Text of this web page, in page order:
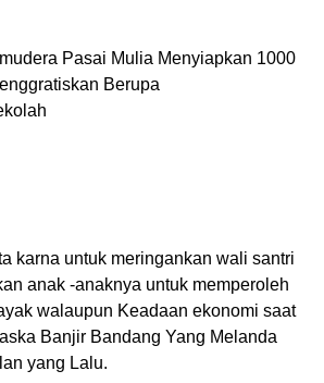
Pasai Mulia Menyiapkan 1000
Berupa
karna untuk meringankan wali santri
anak -anaknya untuk memperoleh
walaupun Keadaan ekonomi saat
Banjir Bandang Yang Melanda
yang Lalu.